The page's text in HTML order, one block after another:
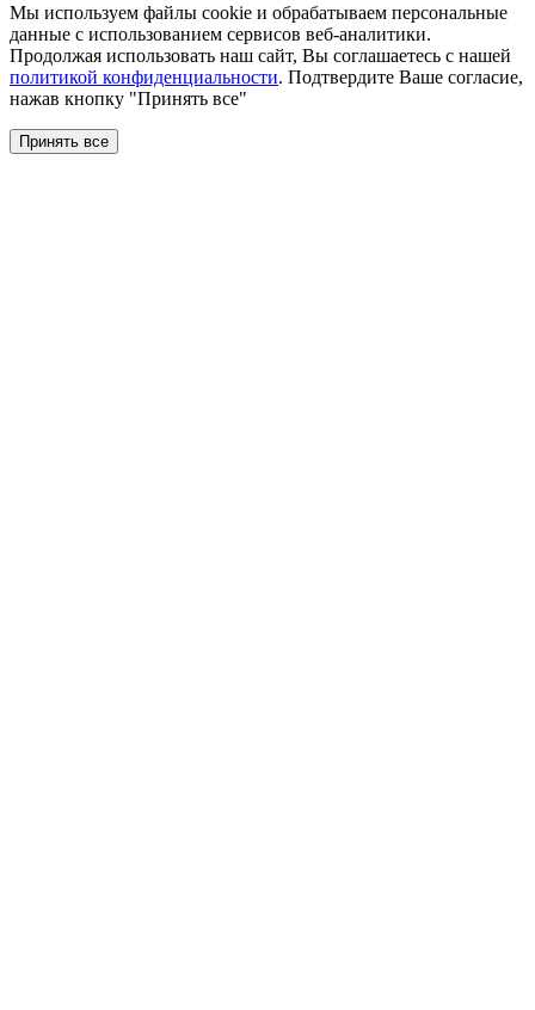
Мы используем файлы сookie и обрабатываем персональные
данные с использованием сервисов веб-аналитики.
Продолжая использовать наш сайт, Вы соглашаетесь с нашей
политикой конфиденциальности. Подтвердите Ваше согласие,
нажав кнопку "Принять все"
Принять все